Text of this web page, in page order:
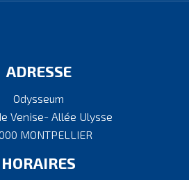
ADRESSE
Odysseum
Venise- Allée Ulysse
MONTPELLIER
HORAIRES